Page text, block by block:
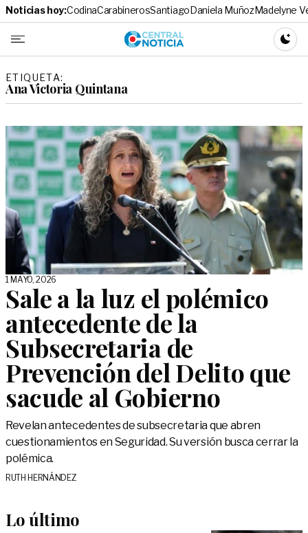
Noticias hoy:CodinaCarabinerosSantiagoDaniela MuñozMadelyne
Central
ETIQUETA:
Ana Victoria Quintana
1 MAYO, 2026
Sale a la luz el polémico
antecedente de la
Subsecretaria de
Prevención del Delito que
sacude al Gobierno
Revelan antecedentes de subsecretaria que abren
cuestionamientos en Seguridad. Su versión busca cerrar la
polémica.
RUTH HERNÁNDEZ
Lo último